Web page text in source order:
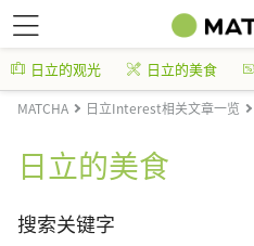
日立的观光 日立的美食
MATCHA 日立Interest相关文章一览
日立的美食
搜索关键字